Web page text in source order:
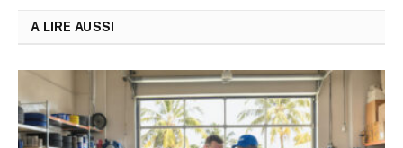
A LIRE AUSSI